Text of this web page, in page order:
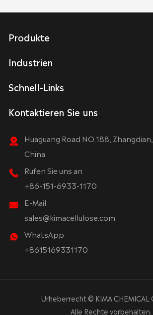
Produkte
Industrien
Schnell-Links
Kontaktieren Sie uns
Huaguang Road NO.188,
China
Rufen Sie uns an
+86-151-6933-1170
E-Mail
sales@kimacellulose.com
WhatsApp
+8615169331170
Urheberrecht © KIMA CHEMICAL
Alle Rechte vorbehalten.